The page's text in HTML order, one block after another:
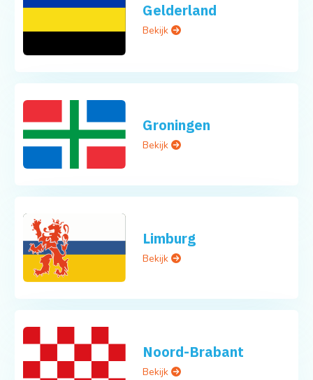
Gelderland
Bekijk
Groningen
Bekijk
Limburg
Bekijk
Noord-Brabant
Bekijk